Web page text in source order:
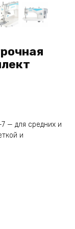
— для средних и
и